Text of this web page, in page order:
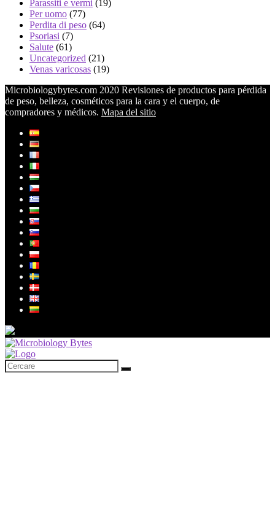
Parassiti e vermi (19)
Per uomo (77)
Perdita di peso (64)
Psoriasi (7)
Salute (61)
Uncategorized (21)
Venas varicosas (19)
Microbiologybytes.com 2020 Revisiones de productos para pérdida
de peso, belleza, cosméticos para la cara y el cuerpo, de
compradores y médicos. Mapa del sitio